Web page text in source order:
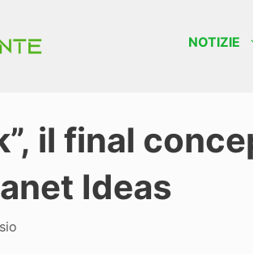
NOTIZIE
il final
Ideas